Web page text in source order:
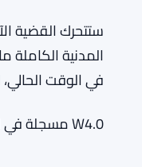
SEE ALSO:
المزيد من